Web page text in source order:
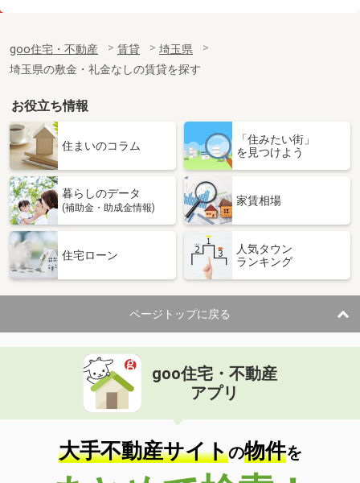
専有面積
21.93m²
間取り
1K
埼玉県東松山市美原町２
価 格
7.80万円
埼玉県東松山市美原町２
専有面積 26.08m²
間取り
埼玉県東松山市美原町２
住 所
埼玉県東松山市美原町２
専有面積 26.08m²
間取り
1K
埼玉県比企郡滑川町月の輪６
価 格
住 所
埼玉県比企郡滑川町月の輪６
専有面積 23.18m²
間取り
1K
埼玉県さいたま市南区南浦和３丁目
goo住宅・不動産 賃貸
埼玉県
埼玉県の敷金・礼金なしの賃貸を探す
お役立ち情報
住まいのコラム
「住みたい街」
を見つけよう
暮らしのデータ
(補助金・助成金情報)
家賃相場
住宅ローン
人気タウン
ランキング
ページトップに戻る
goo住宅・不動産
アプリ
大手不動産サイトの物件を